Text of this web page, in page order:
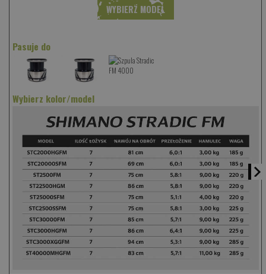
WYBIERZ MODEL
Pasuje do
Wybierz kolor/model